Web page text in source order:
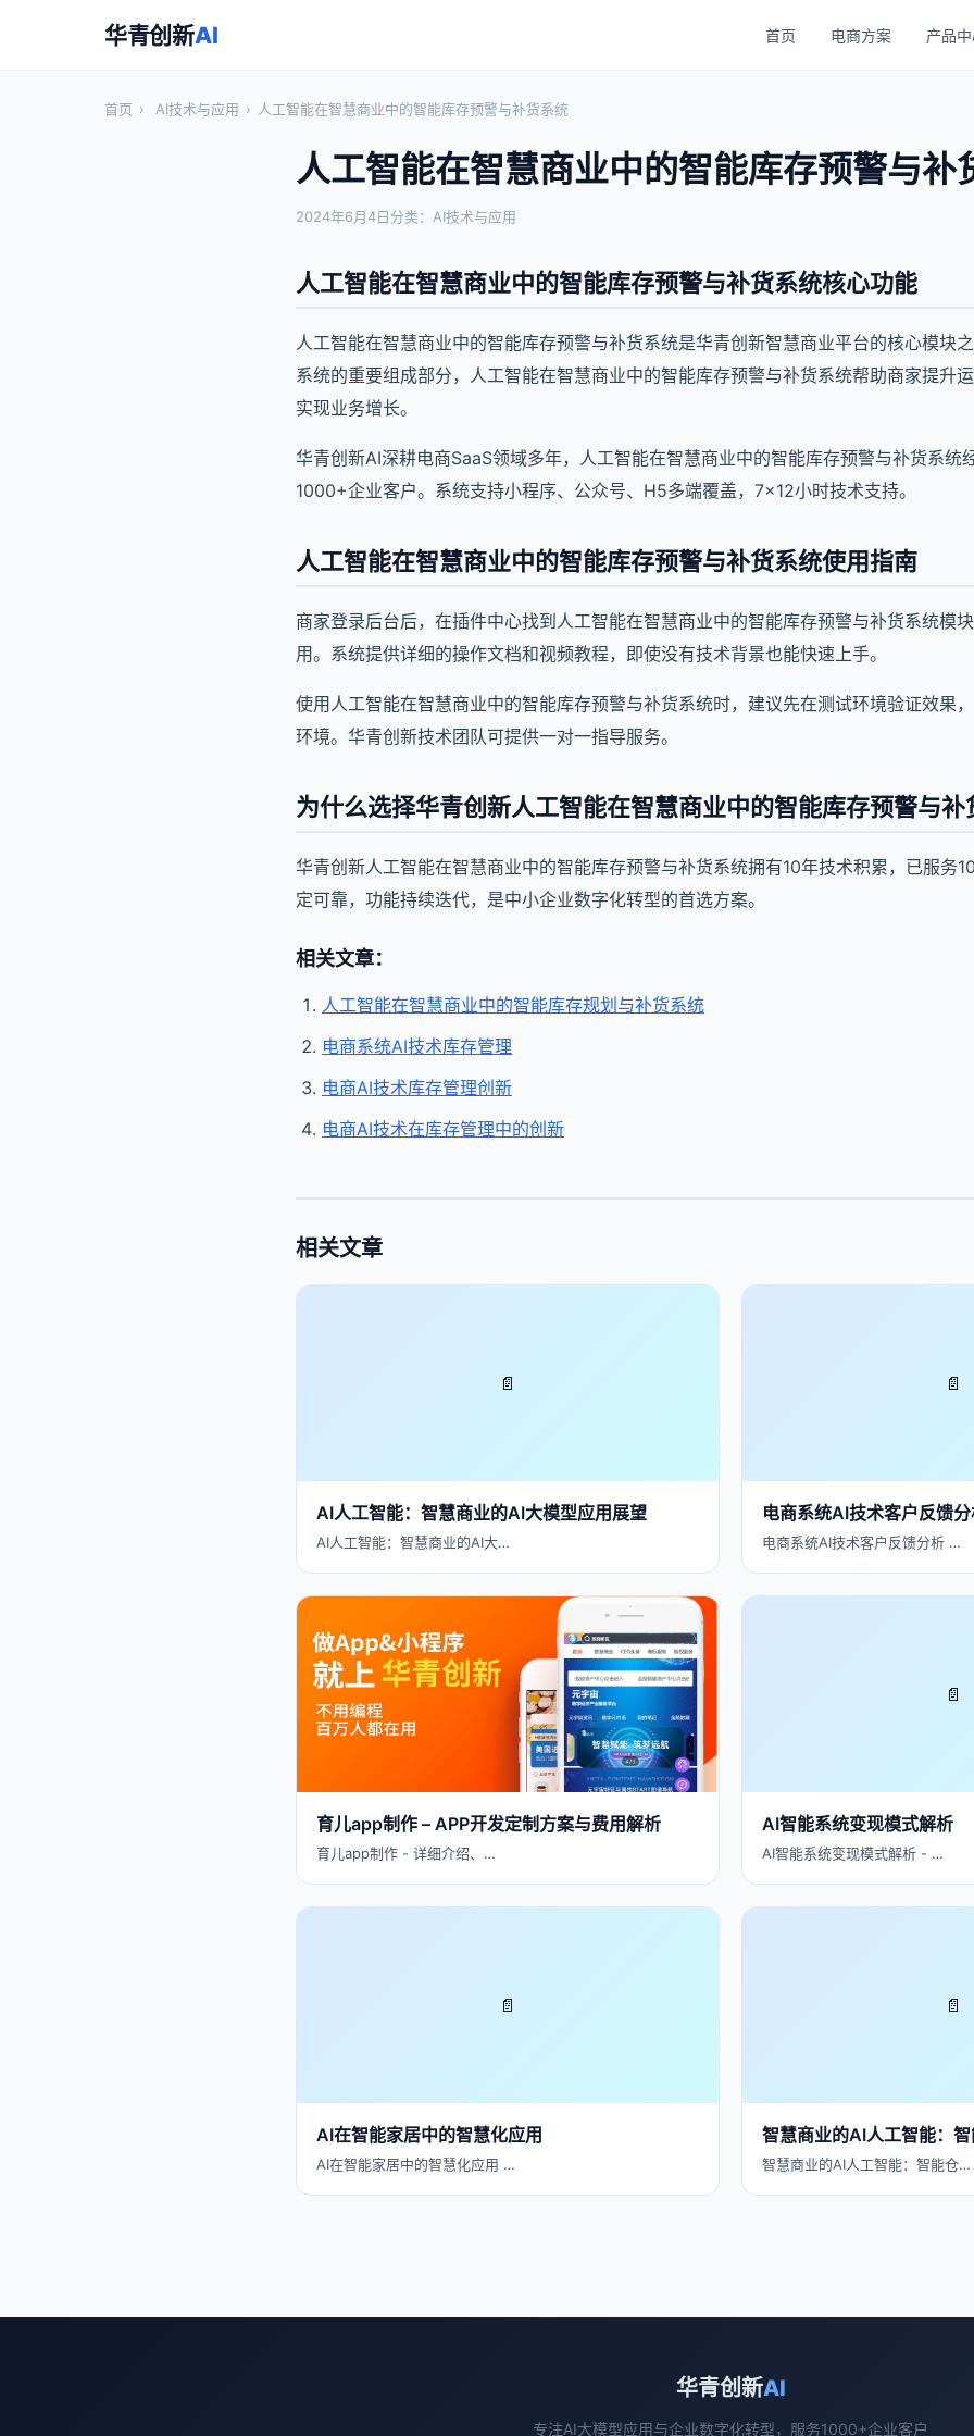
华青创新AI 首页 电商方案 产品
首页 › AI技术与应用 › 人工智能在智慧商业中的智能库存预警与补货系统
人工智能在智慧商业中的智能库存预警与补
2024年6月4日分类：AI技术与应用
人工智能在智慧商业中的智能库存预警与补货系统核心功能
人工智能在智慧商业中的智能库存预警与补货系统是华青创新智慧商业平台的核心模块
系统的重要组成部分，人工智能在智慧商业中的智能库存预警与补货系统帮助商家提升
实现业务增长。
华青创新AI深耕电商SaaS领域多年，人工智能在智慧商业中的智能库存预警与补货系统
1000+企业客户。系统支持小程序、公众号、H5多端覆盖，7×12小时技术支持。
人工智能在智慧商业中的智能库存预警与补货系统使用指南
商家登录后台后，在插件中心找到人工智能在智慧商业中的智能库存预警与补货系统模
用。系统提供详细的操作文档和视频教程，即使没有技术背景也能快速上手。
使用人工智能在智慧商业中的智能库存预警与补货系统时，建议先在测试环境验证效果
环境。华青创新技术团队可提供一对一指导服务。
为什么选择华青创新人工智能在智慧商业中的智能库存预警与补
华青创新人工智能在智慧商业中的智能库存预警与补货系统拥有10年技术积累，已服务
定可靠，功能持续迭代，是中小企业数字化转型的首选方案。
相关文章：
人工智能在智慧商业中的智能库存规划与补货系统
电商系统AI技术库存管理
电商AI技术库存管理创新
电商AI技术在库存管理中的创新
相关文章
📄
AI人工智能：智慧商业的AI大模型应用展望
AI人工智能：智慧商业的AI大…
📄
电商系统AI技术客户反馈
电商系统AI技术客户反馈分析 …
育儿app制作 – APP开发定制方案与费用解析
育儿app制作 - 详细介绍、…
📄
AI智能系统变现模式解析
AI智能系统变现模式解析 - …
📄
AI在智能家居中的智慧化应用
AI在智能家居中的智慧化应用 …
📄
智慧商业的AI人工智能：
智慧商业的AI人工智能：智能仓…
华青创新AI
专注AI大模型应用与企业数字化转型，服务1000+企业客户